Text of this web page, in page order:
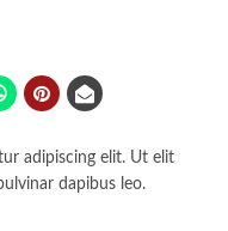
adipiscing elit. Ut elit
dapibus leo.